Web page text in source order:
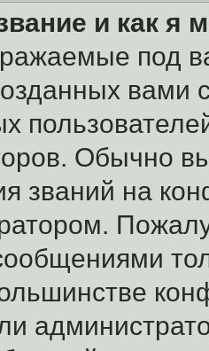
и как я
под
Обычно
званий на